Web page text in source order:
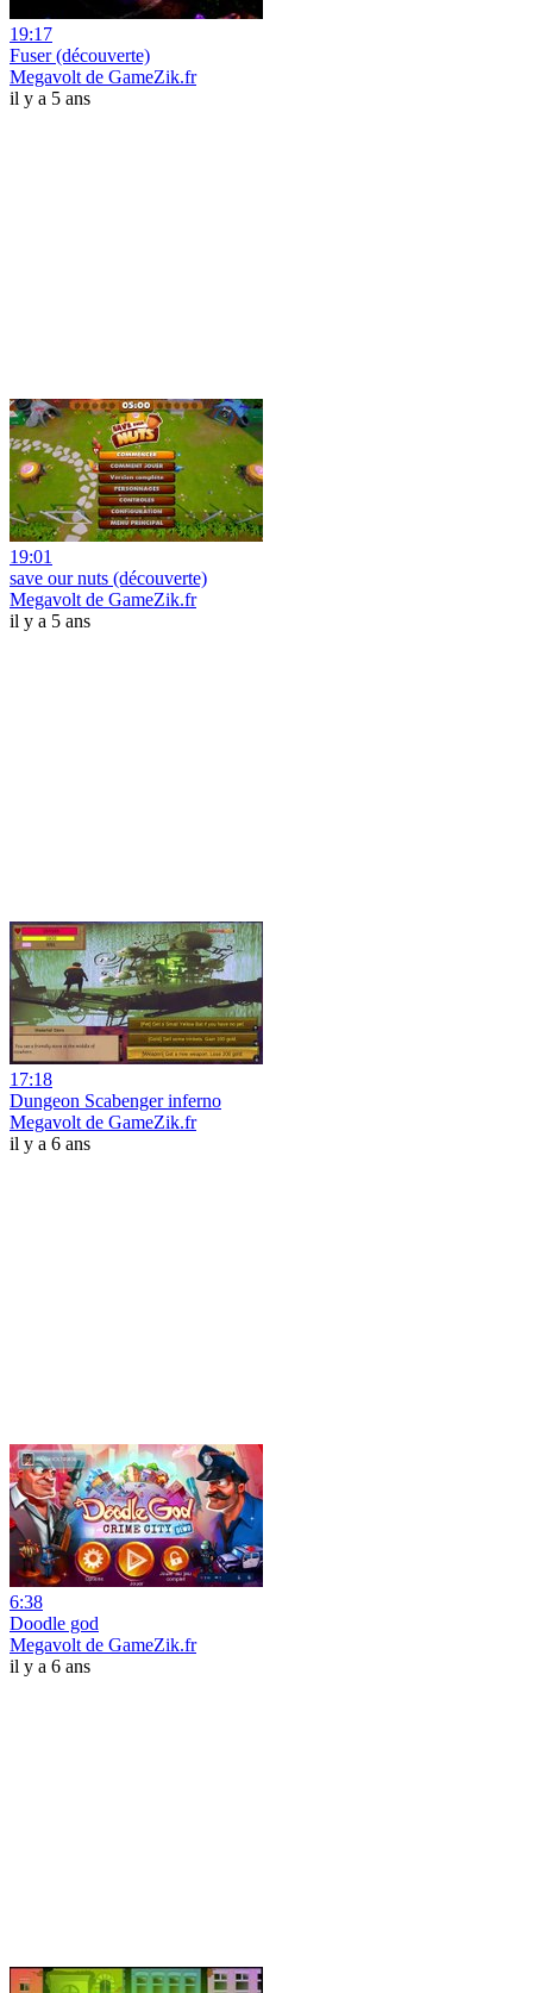
19:17
Fuser (découverte)
Megavolt de GameZik.fr
il y a 5 ans
19:01
save our nuts (découverte)
Megavolt de GameZik.fr
il y a 5 ans
17:18
Dungeon Scabenger inferno
Megavolt de GameZik.fr
il y a 6 ans
6:38
Doodle god
Megavolt de GameZik.fr
il y a 6 ans